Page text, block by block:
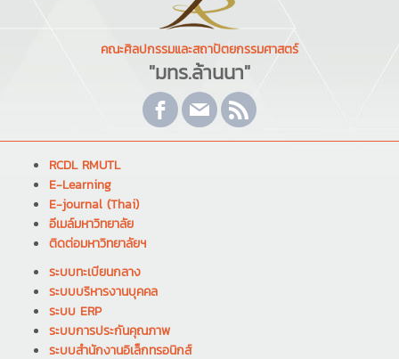
คณะศิลปกรรมและสถาปัตยกรรมศาสตร์
"มทร.ล้านนา"
RCDL RMUTL
E-Learning
E-journal (Thai)
อีเมล์มหาวิทยาลัย
ติดต่อมหาวิทยาลัยฯ
ระบบทะเบียนกลาง
ระบบบริหารงานบุคคล
ระบบ ERP
ระบบการประกันคุณภาพ
ระบบสำนักงานอิเล็กทรอนิกส์